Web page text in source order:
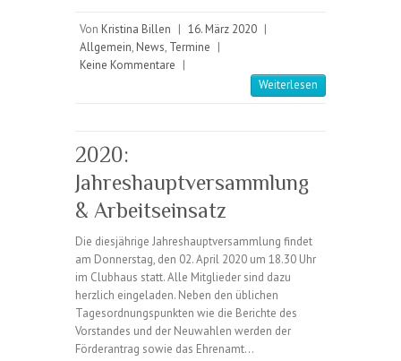
Von Kristina Billen | 16. März 2020 |
Allgemein, News, Termine |
Keine Kommentare |
Weiterlesen
2020:
Jahreshauptversammlung
& Arbeitseinsatz
Die diesjährige Jahreshauptversammlung findet
am Donnerstag, den 02. April 2020 um 18.30 Uhr
im Clubhaus statt. Alle Mitglieder sind dazu
herzlich eingeladen. Neben den üblichen
Tagesordnungspunkten wie die Berichte des
Vorstandes und der Neuwahlen werden der
Förderantrag sowie das Ehrenamt…